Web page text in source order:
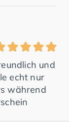
und
echt nur
während